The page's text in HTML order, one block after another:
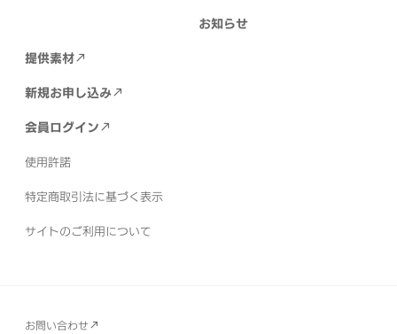
お知らせ
提供素材
新規お申し込み
会員ログイン
使用許諾
特定商取引法に基づく表示
サイトのご利用について
お問い合わせ